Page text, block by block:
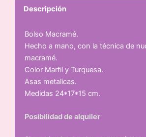
Descripción
Bolso Macramé.
Hecho a mano, con la técnica de
macramé.
Color Marfil y Turquesa.
Asas metalicas.
Medidas 24*17*15 cm.
Posibilidad de alquiler